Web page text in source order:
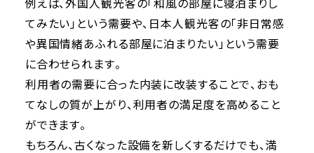
例えば、外国人観光客の「和風の部屋に寝泊まりし
てみたい」という需要や、日本人観光客の「非日常感
や異国情緒あふれる部屋に泊まりたい」という需要
に合わせられます。
利用者の需要に合った内装に改装することで、おも
てなしの質が上がり、利用者の満足度を高めること
ができます。
もちろん、古くなった設備を新しくするだけでも、満